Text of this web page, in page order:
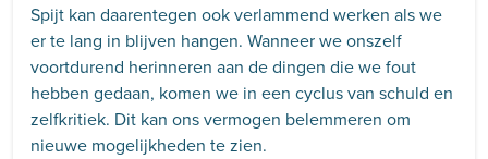
Spijt kan daarentegen ook verlammend werken als we
er te lang in blijven hangen. Wanneer we onszelf
voortdurend herinneren aan de dingen die we fout
hebben gedaan, komen we in een cyclus van schuld en
zelfkritiek. Dit kan ons vermogen belemmeren om
nieuwe mogelijkheden te zien.